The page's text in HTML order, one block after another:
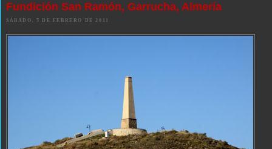
Fundición San Ramón, Garrucha, Almería
SÁBADO, 5 DE FEBRERO DE 2011